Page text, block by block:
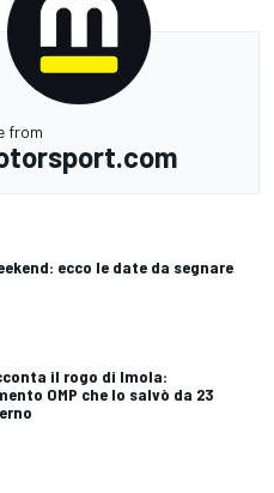
from
ecco le date da segnare
il rogo di Imola:
OMP che lo salvò da 23